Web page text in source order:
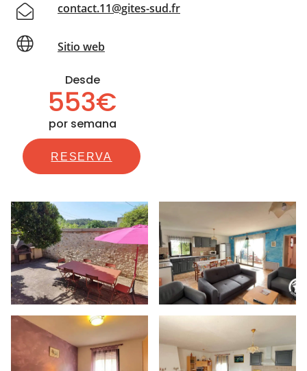
contact.11@gites-sud.fr
Sitio web
Desde
553€
por semana
RESERVA